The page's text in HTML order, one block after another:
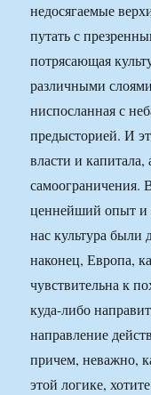
недосягаемые
путать с
потрясающая
различными
ниспосланная с
предысторией. И
власти и капитала,
самоограничения.
ценнейший опыт и
нас культура
наконец, Европа,
чувствительна к
куда-либо
направление
причем, неважно,
этой логике,